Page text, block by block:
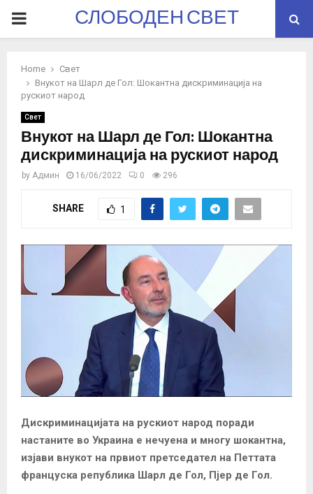
PRIMARYСЛОБОДЕН СВЕТ
Home
Свет
Внукот на Шарл де Гол: Шокантна дискриминација на
рускиот народ
Свет
Внукот на Шарл де Гол: Шокантна
дискриминација на рускиот народ
by Админ 16/06/2022 0 296
SHARE 1
Дискриминацијата на рускиот народ поради
настаните во Украина е нечуена и многу шокантна,
изјави внукот на првиот претседател на Петтата
француска република Шарл де Гол, Пјер де Гол.